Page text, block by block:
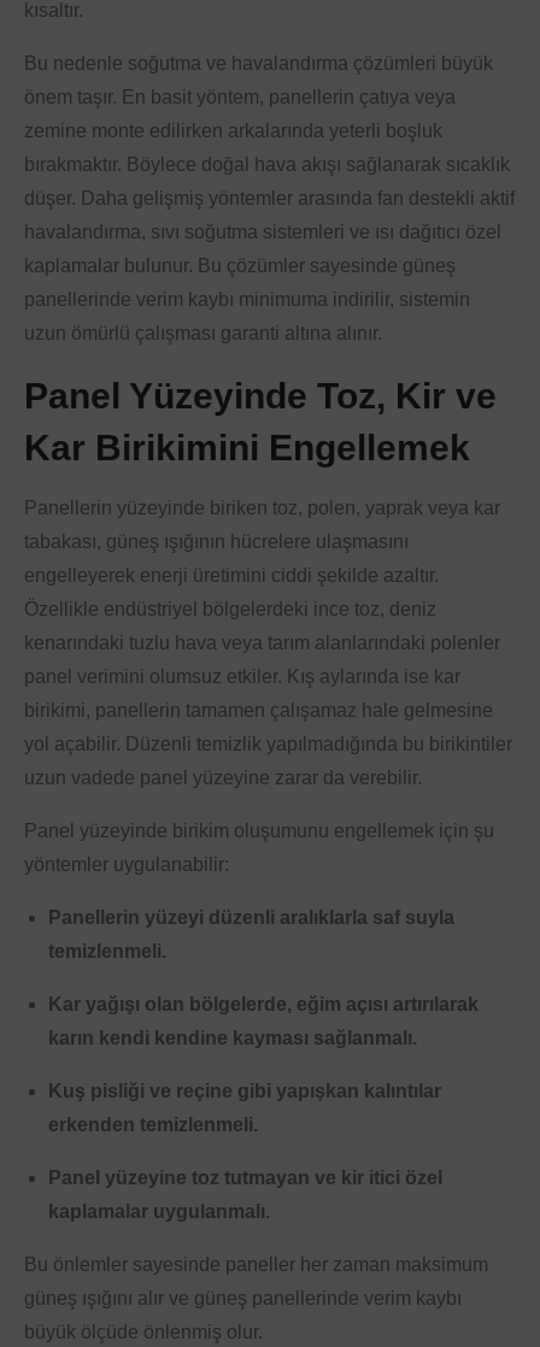
kısaltır.
Bu nedenle soğutma ve havalandırma çözümleri büyük
önem taşır. En basit yöntem, panellerin çatıya veya
zemine monte edilirken arkalarında yeterli boşluk
bırakmaktır. Böylece doğal hava akışı sağlanarak sıcaklık
düşer. Daha gelişmiş yöntemler arasında fan destekli aktif
havalandırma, sıvı soğutma sistemleri ve ısı dağıtıcı özel
kaplamalar bulunur. Bu çözümler sayesinde güneş
panellerinde verim kaybı minimuma indirilir, sistemin
uzun ömürlü çalışması garanti altına alınır.
Panel Yüzeyinde Toz, Kir ve
Kar Birikimini Engellemek
Panellerin yüzeyinde biriken toz, polen, yaprak veya kar
tabakası, güneş ışığının hücrelere ulaşmasını
engelleyerek enerji üretimini ciddi şekilde azaltır.
Özellikle endüstriyel bölgelerdeki ince toz, deniz
kenarındaki tuzlu hava veya tarım alanlarındaki polenler
panel verimini olumsuz etkiler. Kış aylarında ise kar
birikimi, panellerin tamamen çalışamaz hale gelmesine
yol açabilir. Düzenli temizlik yapılmadığında bu birikintiler
uzun vadede panel yüzeyine zarar da verebilir.
Panel yüzeyinde birikim oluşumunu engellemek için şu
yöntemler uygulanabilir:
Panellerin yüzeyi düzenli aralıklarla saf suyla
temizlenmeli.
Kar yağışı olan bölgelerde, eğim açısı artırılarak
karın kendi kendine kayması sağlanmalı.
Kuş pisliği ve reçine gibi yapışkan kalıntılar
erkenden temizlenmeli.
Panel yüzeyine toz tutmayan ve kir itici özel
kaplamalar uygulanmalı.
Bu önlemler sayesinde paneller her zaman maksimum
güneş ışığını alır ve güneş panellerinde verim kaybı
büyük ölçüde önlenmiş olur.